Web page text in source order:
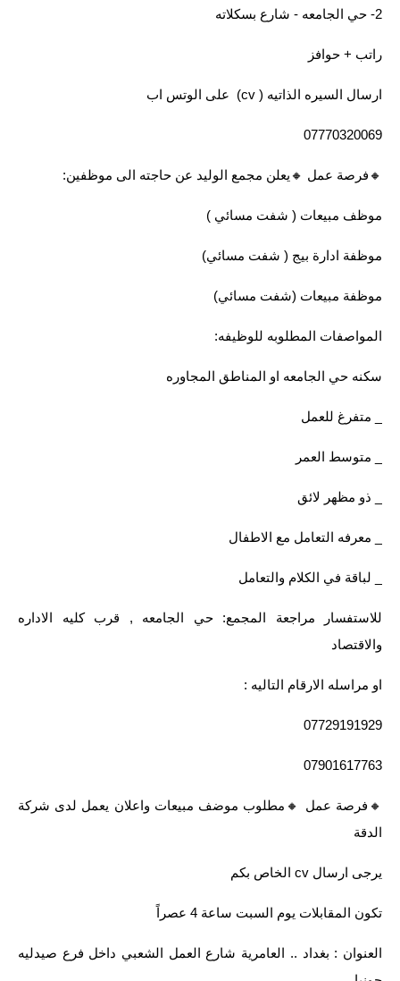
2- حي الجامعه - شارع بسكلاته
راتب + حوافز
ارسال السيره الذاتيه ( cv) على الوتس اب
07770320069
🔸️فرصة عمل 🔸️يعلن مجمع الوليد عن حاجته الى موظفين:
موظف مبيعات ( شفت مسائي )
موظفة ادارة بيج ( شفت مسائي)
موظفة مبيعات (شفت مسائي)
المواصفات المطلوبه للوظيفه:
سكنه حي الجامعه او المناطق المجاوره
_ متفرغ للعمل
_ متوسط العمر
_ ذو مظهر لائق
_ معرفه التعامل مع الاطفال
_ لباقة في الكلام والتعامل
للاستفسار مراجعة المجمع: حي الجامعه , قرب كليه الاداره
والاقتصاد
او مراسله الارقام التاليه :
07729191929
07901617763
🔸️فرصة عمل 🔸️مطلوب موضف مبيعات واعلان يعمل لدى شركة
الدقة
يرجى ارسال cv الخاص بكم
تكون المقابلات يوم السبت ساعة 4 عصراً
العنوان : بغداد .. العامرية شارع العمل الشعبي داخل فرع صيدليه